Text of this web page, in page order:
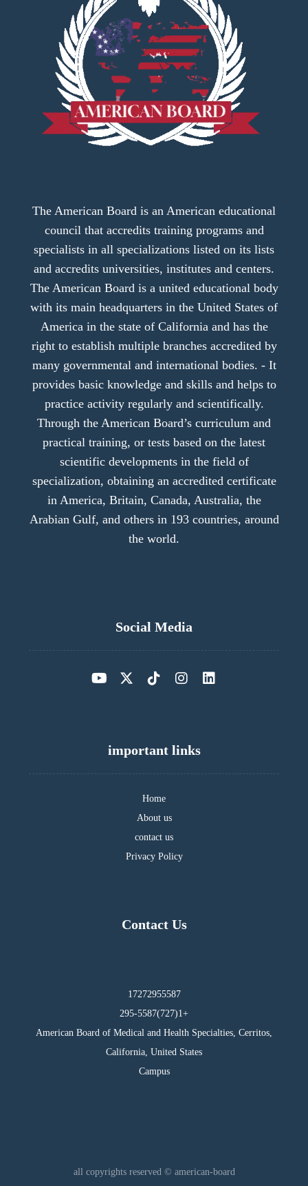
The American Board is an American educational
council that accredits training programs and
specialists in all specializations listed on its lists
and accredits universities, institutes and centers.
The American Board is a united educational body
with its main headquarters in the United States of
America in the state of California and has the
right to establish multiple branches accredited by
many governmental and international bodies. - It
provides basic knowledge and skills and helps to
practice activity regularly and scientifically.
Through the American Board’s curriculum and
practical training, or tests based on the latest
scientific developments in the field of
specialization, obtaining an accredited certificate
in America, Britain, Canada, Australia, the
Arabian Gulf, and others in 193 countries, around
the world.
Social Media
important links
Home
About us
contact us
Privacy Policy
Contact Us
17272955587
295-5587(727)1+
American Board of Medical and Health Specialties, Cerritos,
California, United States
Campus
all copyrights reserved © american-board